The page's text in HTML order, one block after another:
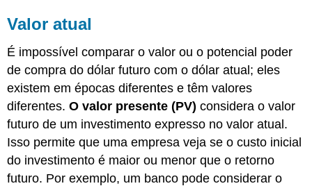
Valor atual
É impossível comparar o valor ou o potencial poder
de compra do dólar futuro com o dólar atual; eles
existem em épocas diferentes e têm valores
diferentes.O valor presente (PV) considera o valor
futuro de um investimento expresso no valor atual.
Isso permite que uma empresa veja se o custo inicial
do investimento é maior ou menor que o retorno
futuro. Por exemplo, um banco pode considerar o